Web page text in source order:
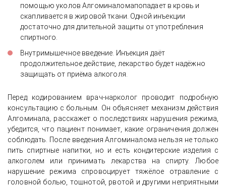
помощью уколов Алгоминаломапопадает в кровь и
скапливается в жировой ткани. Одной инъекции
достаточно для длительной защиты от употребления
спиртного.
Внутримышечное введение. Инъекция даёт
продолжительное действие, лекарство будет надёжно
защищать от приёма алкоголя.
Перед кодированием врач-нарколог проводит подробную
консультацию с больным. Он объясняет механизм действия
Алгоминала, расскажет о последствиях нарушения режима,
убедится, что пациент понимает, какие ограничения должен
соблюдать. После введения Алгоминалома нельзя не только
пить спиртные напитки, но и есть кондитерские изделия с
алкоголем или принимать лекарства на спирту. Любое
нарушение режима спровоцирует тяжёлое отравление с
головной болью, тошнотой, рвотой и другими неприятными